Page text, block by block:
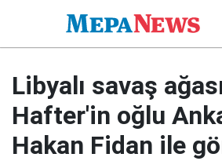
Libyalı savaş
Hafter'in oğlu
Hakan Fidan ile